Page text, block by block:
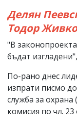
Делян
Тодор
"В
бъдат
По-рано днес
изпрати писмо
служба за
комисия по чл.